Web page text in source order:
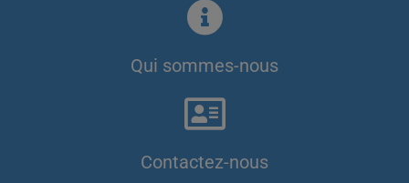
Qui sommes-nous
Contactez-nous